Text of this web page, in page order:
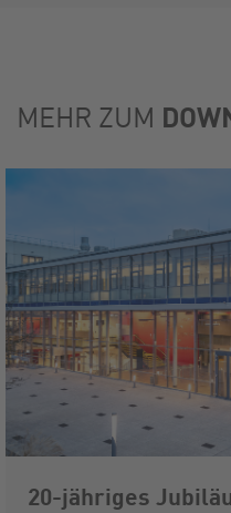
MEHR ZUM
20-jähriges